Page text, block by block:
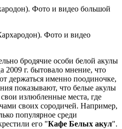
Фото и видео
бродячие особи белой акулы
2009 г. бытовало мнение, что
держаться именно поодиночке,
показывают, что белые акулы
излюбленные места, где
своих сородичей. Например,
популярное среди
его "Кафе Белых акул".